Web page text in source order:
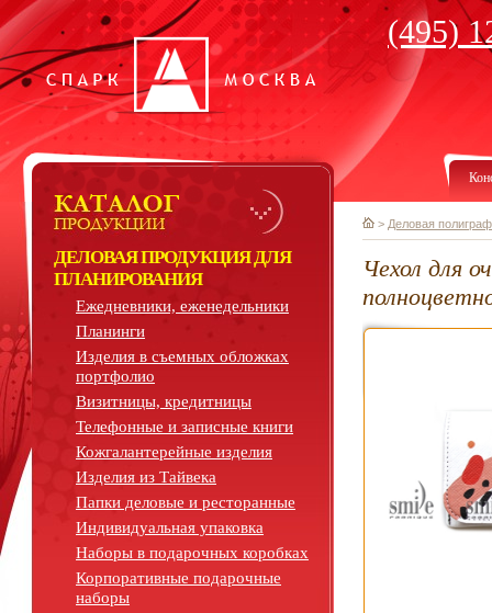
(495)
ДЕЛОВАЯ ПРОДУКЦИЯ ДЛЯ
ПЛАНИРОВАНИЯ
Ежедневники, еженедельники
Планинги
Изделия в съемных обложках
портфолио
Визитницы, кредитницы
Телефонные и записные книги
Кожгалантерейные изделия
Изделия из Тайвека
Папки деловые и ресторанные
Индивидуальная упаковка
Наборы в подарочных коробках
Корпоративные подарочные
наборы
> Деловая
Чехол для